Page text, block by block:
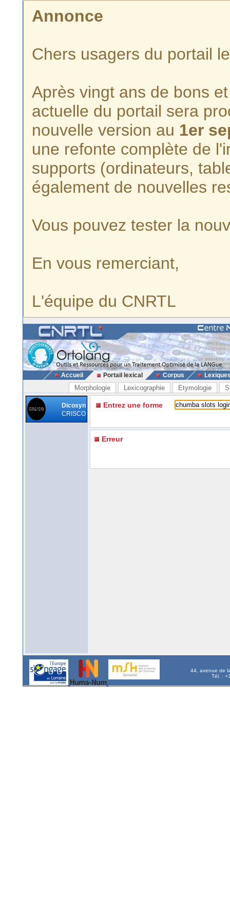
Annonce
Chers usagers du portail
Après vingt ans de bons
actuelle du portail sera
nouvelle version au 1er
une refonte complète de
supports (ordinateurs,
également de nouvelles
Vous pouvez tester la
En vous remerciant,
L'équipe du CNRTL
Accueil Portail lexical Corpus
Morphologie Lexicographie Etymologie
Dicosyn
CRISCO
Entrez une forme
Erreur
44, avenue de
Tél. :